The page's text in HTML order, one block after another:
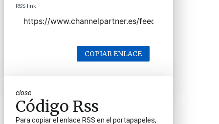
RSS link
COPIAR ENLACE
close
Código Rss
Para copiar el enlace RSS en el portapapeles,